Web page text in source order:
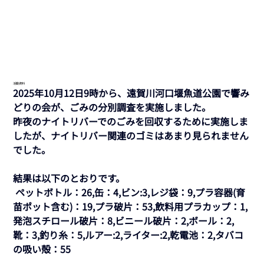
活動資料
2025年10月12日9時から、遠賀川河口堰魚道公園で響み
どりの会が、ごみの分別調査を実施しました。
昨夜のナイトリバーでのごみを回収するために実施しま
したが、ナイトリバー関連のゴミはあまり見られません
でした。
結果は以下のとおりです。
苗ポット含む)：19,プラ破片：53,飲料用プラカップ：1,
発泡スチロール破片：8,ビニール破片：2,ボール：2,
靴：3,釣り糸：5,ルアー:2,ライター:2,乾電池：2,タバコ
の吸い殻：55